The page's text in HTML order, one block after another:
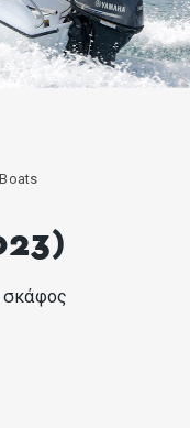
σκάφος